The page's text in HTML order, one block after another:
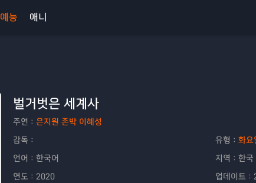
예능 애니
벌거벗은 세계사
주연： 은지원 존박 이혜성
감독：
유형： 화요
언어： 한국어 지역： 한국
연도： 2020 업데이트：